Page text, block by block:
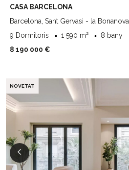
CASA BARCELONA
Barcelona, Sant Gervasi - la Bonanova
9 Dormitoris
1 590 m²
8 bany
8 190 000 €
NOVETAT